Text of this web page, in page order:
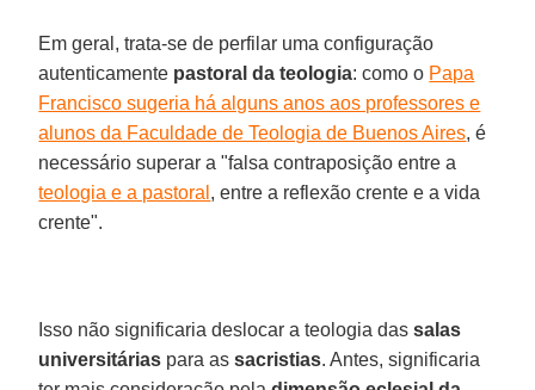
Em geral, trata-se de perfilar uma configuração
autenticamente pastoral da teologia: como o Papa
Francisco sugeria há alguns anos aos professores e
alunos da Faculdade de Teologia de Buenos Aires, é
necessário superar a "falsa contraposição entre a
teologia e a pastoral , entre a reflexão crente e a vida
crente".
Isso não significaria deslocar a teologia dassalas
universitárias para assacristias. Antes, significaria